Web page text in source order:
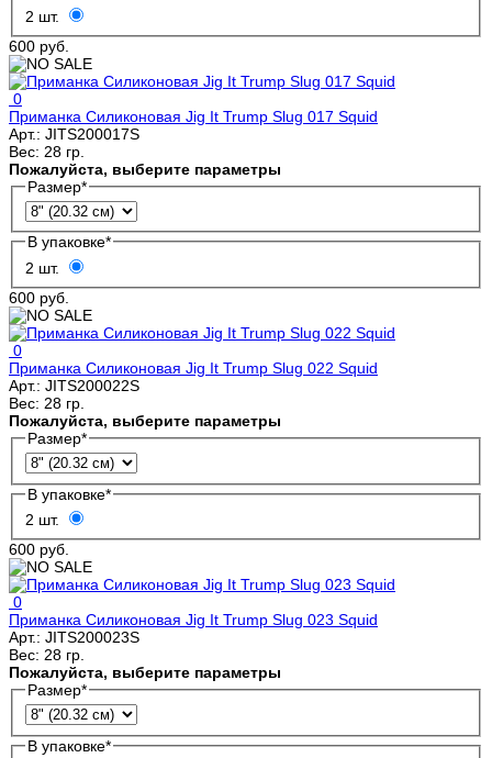
2 шт.
600 руб.
0
Приманка Силиконовая Jig It Trump Slug 017 Squid
Арт.: JITS200017S
Вес: 28 гр.
Пожалуйста, выберите параметры
Размер*
В упаковке*
2 шт.
600 руб.
0
Приманка Силиконовая Jig It Trump Slug 022 Squid
Арт.: JITS200022S
Вес: 28 гр.
Пожалуйста, выберите параметры
Размер*
В упаковке*
2 шт.
600 руб.
0
Приманка Силиконовая Jig It Trump Slug 023 Squid
Арт.: JITS200023S
Вес: 28 гр.
Пожалуйста, выберите параметры
Размер*
В упаковке*